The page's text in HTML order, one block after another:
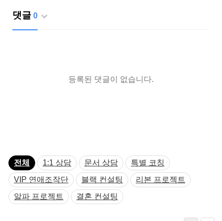
댓글 0
등록된 댓글이 없습니다.
전체 1:1 상담 문서 상담
특별 코칭
VIP 연애조작단
블랙 컨설팅
리본 프로젝트
알파 프로젝트
결혼 컨설팅